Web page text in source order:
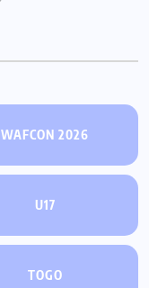
WAFCON 2026
U17
TOGO